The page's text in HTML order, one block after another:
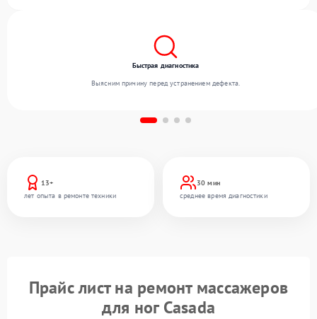
13+
лет опыта в ремонте техники
30 мин
среднее время диагностики
Быстрая диагностика
Выясним причину перед устранением дефекта.
Прайс лист на ремонт массажеров
для ног Casada